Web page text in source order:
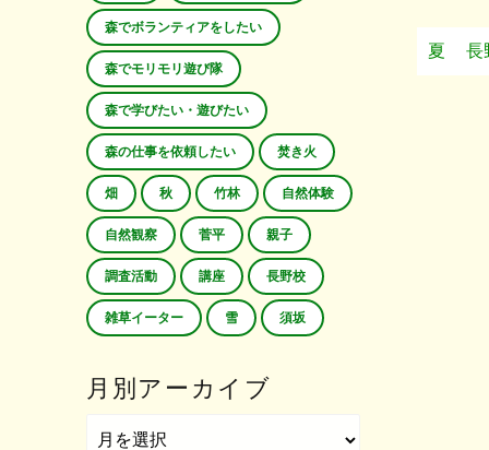
夏 長
森でボランティアをしたい
森でモリモリ遊び隊
森で学びたい・遊びたい
森の仕事を依頼したい 焚き火
畑 秋 竹林 自然体験
自然観察 菅平 親子
調査活動 講座 長野校
雑草イーター 雪 須坂
月別アーカイブ